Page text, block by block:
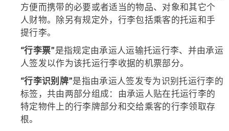
方便而携带的必要或者适当的物品、对象和其它个
人财物。除另有规定外，行李包括乘客的托运和手
提行李。
“行李票”是指规定由承运人运输托运行李、并由承运
人签发以作为该托运行李收据的机票部分。
“行李识别牌”是指由承运人签发专为识别托运行李的
标签，共由两部分组成：由承运人贴在托运行李的
特定物件上的行李牌部分和交给乘客的行李领取存
根。